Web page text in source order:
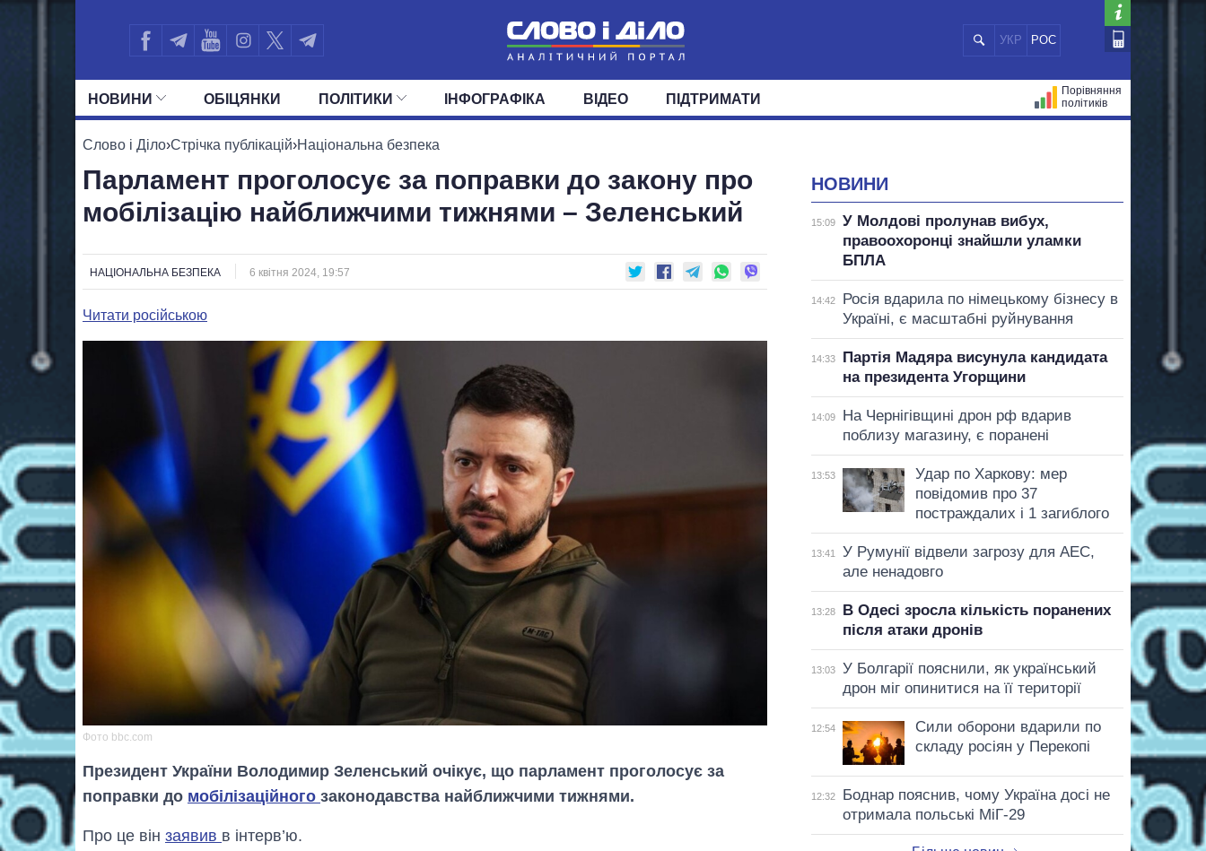
УКР РОС
НОВИНИ
СТРІЧКА
ПОЛІТИКА ЕКОНОМІКА СУСПІЛЬСТВО СВІТ
ОБIЦЯНКИ ПОЛIТИКИ
УСІ ПОЛІТИКИ ПРЕЗИДЕНТ І ОФІС ВЕРХОВНА РАДА
ДЕПУТАТИ КОМІТЕТИ ФРАКЦІЇ ОКРУГИ
ІНФОГРАФІКА ВІДЕО ПІДТРИМАТИ
Порівняння
політиків
Слово і Діло›Стрічка публікацій›Національна безпека
Парламент проголосує за поправки до закону про
мобілізацію найближчими тижнями – Зеленський
НАЦІОНАЛЬНА БЕЗПЕКА 6 квітня 2024, 19:57
Читати російською
Фото bbc.com
Президент України Володимир Зеленський очікує, що парламент проголосує за
поправки до мобілізаційного законодавства найближчими тижнями.
Про це він заявив в інтерв’ю.
НОВИНИ
15:09
У Молдові пролунав вибух,
правоохоронці знайшли уламки
БПЛА
14:42
Росія вдарила по німецькому бізнесу в
Україні, є масштабні руйнування
14:33
Партія Мадяра висунула кандидата
на президента Угорщини
14:09
На Чернігівщині дрон рф вдарив
поблизу магазину, є поранені
13:53
Удар по Харкову: мер
повідомив про 37
постраждалих і 1 загиблого
13:41
У Румунії відвели загрозу для АЕС,
але ненадовго
13:28
В Одесі зросла кількість поранених
після атаки дронів
13:03
У Болгарії пояснили, як український
дрон міг опинитися на її території
12:54
Сили оборони вдарили по
складу росіян у Перекопі
12:32
Боднар пояснив, чому Україна досі не
отримала польські МіГ-29